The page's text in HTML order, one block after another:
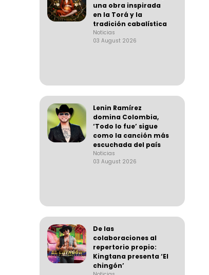
una obra inspirada
en la Torá y la
tradición cabalística
Noticias
03 August 2026
Lenin Ramírez
domina Colombia,
‘Todo lo fue’ sigue
como la canción más
escuchada del país
Noticias
03 August 2026
De las
colaboraciones al
repertorio propio:
Kingtana presenta ‘El
chingón’